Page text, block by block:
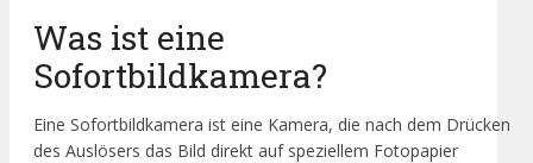
Was ist eine
Sofortbildkamera?
Eine Sofortbildkamera ist eine Kamera, die nach dem Drücken
des Auslösers das Bild direkt auf speziellem Fotopapier